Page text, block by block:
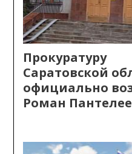
Прокуратуру
Саратовской
официально
Роман